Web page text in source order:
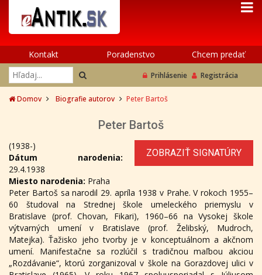
Kontakt Poradenstvo Chcem predať
Prihlásenie Registrácia
Domov Biografie autorov Peter Bartoš
Peter Bartoš
ZOBRAZIŤ SIGNATÚRY
(1938-)
Dátum narodenia:
29.4.1938
Miesto narodenia: Praha
Peter Bartoš sa narodil 29. apríla 1938 v Prahe. V rokoch 1955–
60 študoval na Strednej škole umeleckého priemyslu v
Bratislave (prof. Chovan, Fikari), 1960–66 na Vysokej škole
výtvarných umení v Bratislave (prof. Želibský, Mudroch,
Matejka). Ťažisko jeho tvorby je v konceptuálnom a akčnom
umení. Manifestačne sa rozlúčil s tradičnou maľbou akciou
„Rozdávanie“, ktorú zorganizoval v škole na Gorazdovej ulici v